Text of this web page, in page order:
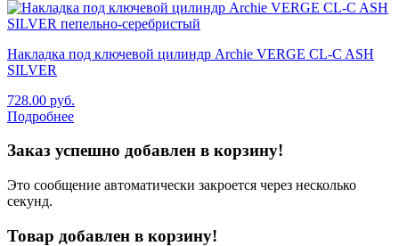
Накладка под ключевой цилиндр Archie VERGE CL-C ASH
SILVER
728.00 руб.
Подробнее
Заказ успешно добавлен в корзину!
Это сообщение автоматически закроется через несколько
секунд.
Товар добавлен в корзину!